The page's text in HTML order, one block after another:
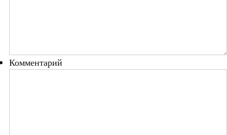
Комментарий